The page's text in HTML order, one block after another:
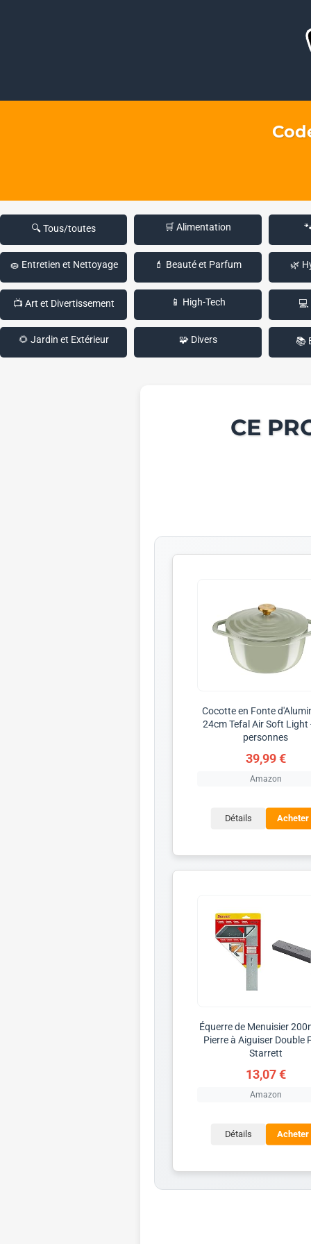
🔍 Tous/toutes 🛒 Alimentation
🧽 Entretien et Nettoyage 💄 Beauté et Parfum 🌿
📺 Art et Divertissement 📱 High-Tech 💻
🌻 Jardin et Extérieur 🧩 Divers 📚
CE
Cocotte en Fonte
24cm Tefal Air Soft Light
personnes
39,99 €
Amazon
Détails Acheter
Équerre de Menuisier
Pierre à Aiguiser Double
Starrett
13,07 €
Amazon
Détails Acheter